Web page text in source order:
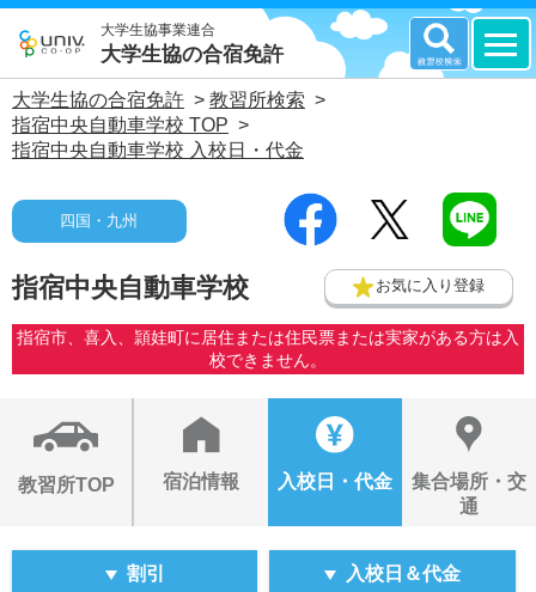
大学生協事業連合
大学生協の合宿免許
大学生協の合宿免許 > 教習所検索 >
指宿中央自動車学校 TOP >
指宿中央自動車学校 入校日・代金
四国・九州
指宿中央自動車学校 お気に入り登録
指宿市、喜入、頴娃町に居住または住民票または実家がある方は入
校できません。
教習所TOP 宿泊情報 入校日・代金
集合場所・交
通
割引 入校日＆代金